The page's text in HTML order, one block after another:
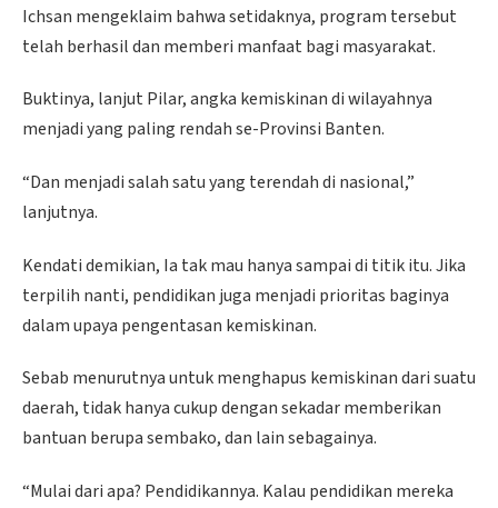
Ichsan mengeklaim bahwa setidaknya, program tersebut
telah berhasil dan memberi manfaat bagi masyarakat.
Buktinya, lanjut Pilar, angka kemiskinan di wilayahnya
menjadi yang paling rendah se-Provinsi Banten.
“Dan menjadi salah satu yang terendah di nasional,”
lanjutnya.
Kendati demikian, Ia tak mau hanya sampai di titik itu. Jika
terpilih nanti, pendidikan juga menjadi prioritas baginya
dalam upaya pengentasan kemiskinan.
Sebab menurutnya untuk menghapus kemiskinan dari suatu
daerah, tidak hanya cukup dengan sekadar memberikan
bantuan berupa sembako, dan lain sebagainya.
“Mulai dari apa? Pendidikannya. Kalau pendidikan mereka